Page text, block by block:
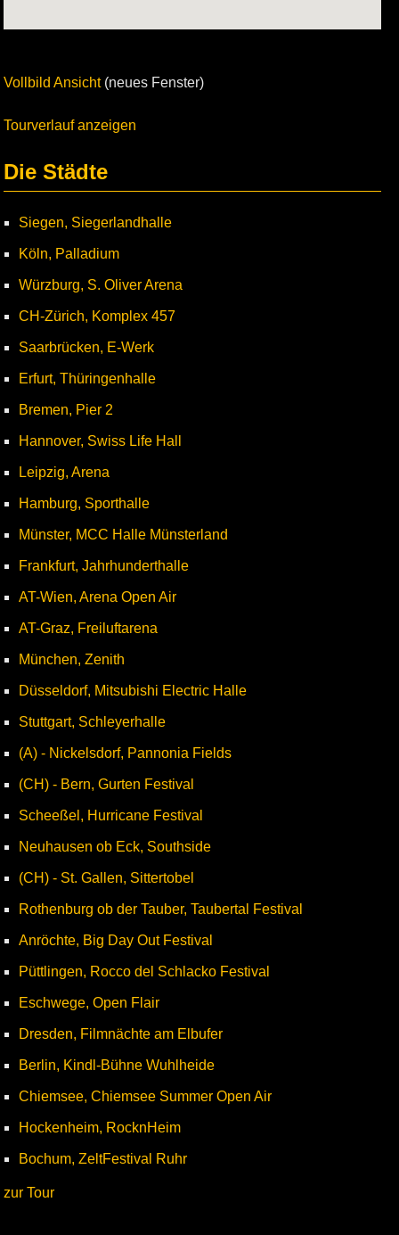
Vollbild Ansicht(neues Fenster)
Tourverlauf anzeigen
Die Städte
Siegen, Siegerlandhalle
Köln, Palladium
Würzburg, S. Oliver Arena
CH-Zürich, Komplex 457
Saarbrücken, E-Werk
Erfurt, Thüringenhalle
Bremen, Pier 2
Hannover, Swiss Life Hall
Leipzig, Arena
Hamburg, Sporthalle
Münster, MCC Halle Münsterland
Frankfurt, Jahrhunderthalle
AT-Wien, Arena Open Air
AT-Graz, Freiluftarena
München, Zenith
Düsseldorf, Mitsubishi Electric Halle
Stuttgart, Schleyerhalle
(A) - Nickelsdorf, Pannonia Fields
(CH) - Bern, Gurten Festival
Scheeßel, Hurricane Festival
Neuhausen ob Eck, Southside
(CH) - St. Gallen, Sittertobel
Rothenburg ob der Tauber, Taubertal Festival
Anröchte, Big Day Out Festival
Püttlingen, Rocco del Schlacko Festival
Eschwege, Open Flair
Dresden, Filmnächte am Elbufer
Berlin, Kindl-Bühne Wuhlheide
Chiemsee, Chiemsee Summer Open Air
Hockenheim, RocknHeim
Bochum, ZeltFestival Ruhr
zur Tour